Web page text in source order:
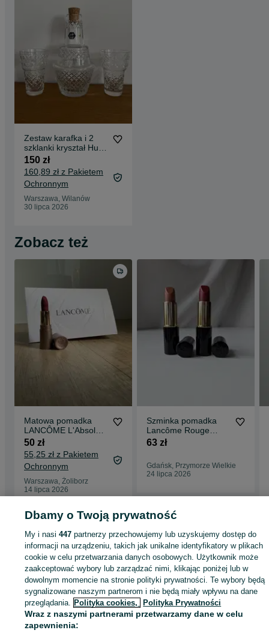
Zestaw karafka i 2
szklanki kryształ Huta
Julia
150 zł
160,89 zł z Pakietem
Ochronnym
Warszawa, Wilanów
30 lipca 2026
Zobacz też
Matowa pomadka
LANCÔME L'Absolu
Rouge Intimatte 888 |
Luksusowa szminka
nude/burgund
50 zł
55,25 zł z Pakietem
Ochronnym
Warszawa, Żoliborz
14 lipca 2026
Szminka pomadka
Lancôme Rouge
Absolu (Blonde) +
63 zł
Gdańsk, Przymorze Wielkie
24 lipca 2026
Strona główna Zdrowie i Uroda Makijaż Usta Pomadki
Pomadki -
Mazowieckie
Pomadki - Warszawa Pomadki - Wilanów
KATEGORIA
ID:1065334674 Wyświetlenia:
Dbamy o Twoją prywatność
My i nasi447 partnerzy przechowujemy lub uzyskujemy dostęp do
informacji na urządzeniu, takich jak unikalne identyfikatory w plikach
cookie w celu przetwarzania danych osobowych. Użytkownik może
zaakceptować wybory lub zarządzać nimi, klikając poniżej lub w
dowolnym momencie na stronie polityki prywatności. Te wybory będą
sygnalizowane naszym partnerom i nie będą miały wpływu na dane
przeglądania. Polityka cookies, Polityka Prywatności
Wraz z naszymi partnerami przetwarzamy dane w celu
zapewnienia: